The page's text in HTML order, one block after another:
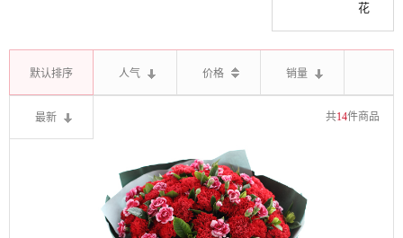
花
默认排序 人气 价格 销量
最新 共14件商品